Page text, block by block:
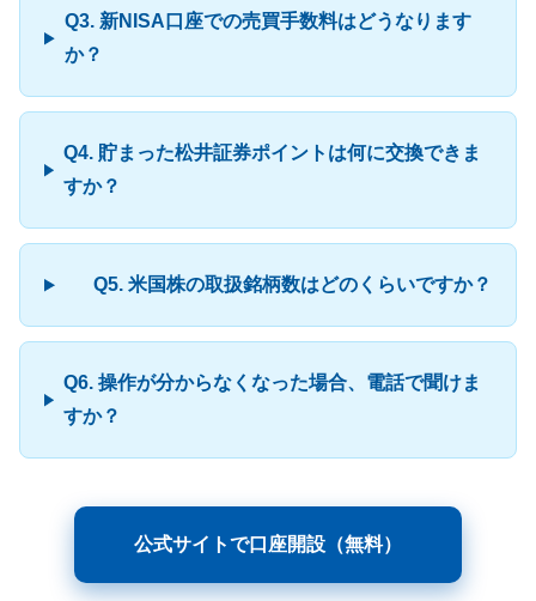
Q3. 新NISA口座での売買手数料はどうなります
か？
Q4. 貯まった松井証券ポイントは何に交換できま
すか？
Q5. 米国株の取扱銘柄数はどのくらいですか？
Q6. 操作が分からなくなった場合、電話で聞けま
すか？
公式サイトで口座開設（無料）